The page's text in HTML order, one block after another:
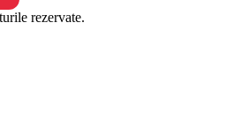
rezervate.